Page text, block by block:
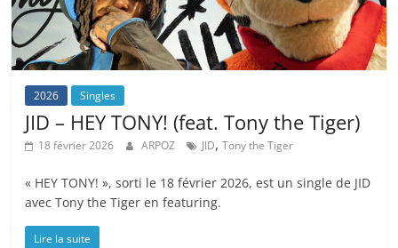
2026 Singles
JID – HEY TONY! (feat. Tony the Tiger)
18 février 2026 ARPOZ JID,Tony the Tiger
« HEY TONY! », sorti le 18 février 2026, est un single de JID
avec Tony the Tiger en featuring.
Lire la suite